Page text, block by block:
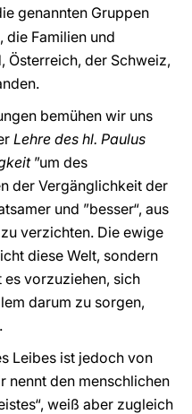
genannten Gruppen
die Familien und
Österreich, der Schweiz,
bemühen wir uns
Lehre des hl. Paulus
”um des
der Vergänglichkeit der
und ”besser“, aus
verzichten. Die ewige
diese Welt, sondern
es vorzuziehen, sich
darum zu sorgen,
Leibes ist jedoch von
nennt den menschlichen
weiß aber zugleich